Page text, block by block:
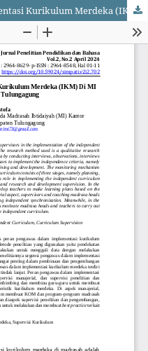
Peran Pengawas Dalam Implementasi Kurikulum Merdeka (IKM) Di MI Wilayah Kalidawir Tulungagung